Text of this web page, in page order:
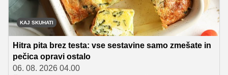
KAJ SKUHATI
Hitra pita brez testa: vse sestavine samo zmešate in
pečica opravi ostalo
06. 08. 2026 04.00